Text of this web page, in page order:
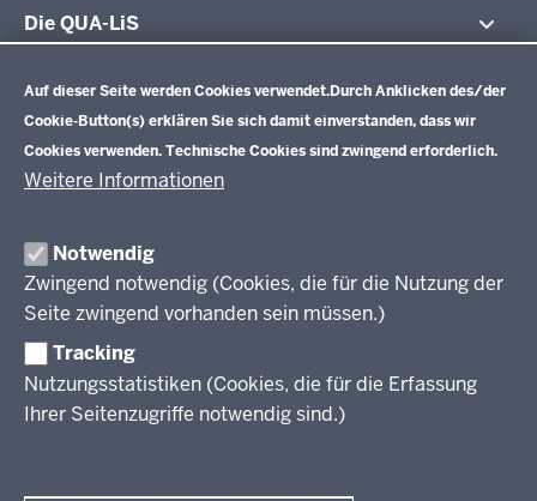
Auf dieser Seite werden Cookies verwendet.Durch Anklicken des/der
Cookie-Button(s) erklären Sie sich damit einverstanden, dass wir
Cookies verwenden. Technische Cookies sind zwingend erforderlich.
Weitere Informationen
Notwendig
Zwingend notwendig (Cookies, die für die Nutzung der
Seite zwingend vorhanden sein müssen.)
Tracking
Nutzungsstatistiken (Cookies, die für die Erfassung
Ihrer Seitenzugriffe notwendig sind.)
Die QUA-LiS
Veröffentlichungen
Leitbild
Stellenangebote
Über uns
Schulentwicklung NRW
Schulentwicklung
Unterricht
Professionalisierung
Standardsicherung NRW
Berufsbildung NRW
Erwachsenenbildung
Wir über uns